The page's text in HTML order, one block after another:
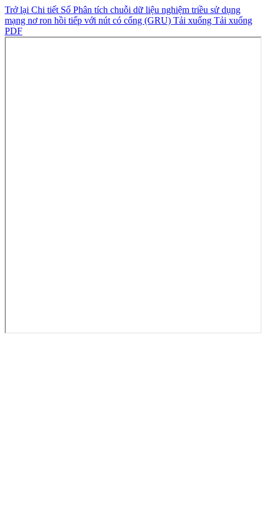
Trở lại Chi tiết Số Phân tích chuỗi dữ liệu nghiệm triều sử dụng
mạng nơ ron hồi tiếp với nút có cổng (GRU) Tải xuống Tải xuống
PDF